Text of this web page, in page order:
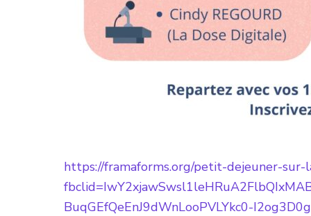
https://framaforms.org/petit-dejeuner-
BuqGEfQeEnJ9dWnLooPVLYkc0-